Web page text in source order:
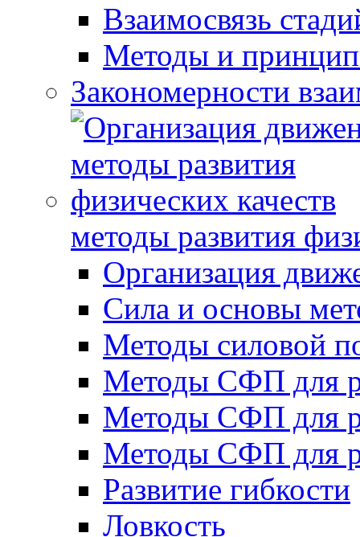
Взаимосвязь
Методы и
Закономерности
методы развития
Организация
Сила и основы
Методы силовой
Методы СФП для
Методы СФП для
Методы СФП для
Развитие гибкости
Ловкость